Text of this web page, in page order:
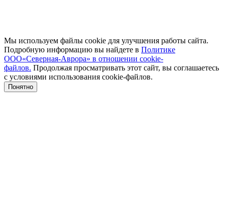
Мы используем файлы cookie для улучшения работы сайта.
Подробную информацию вы найдете в Политике
ООО«Северная-Аврора» в отношении cookie-
файлов. Продолжая просматривать этот сайт, вы соглашаетесь
с условиями использования cookie-файлов.
Понятно